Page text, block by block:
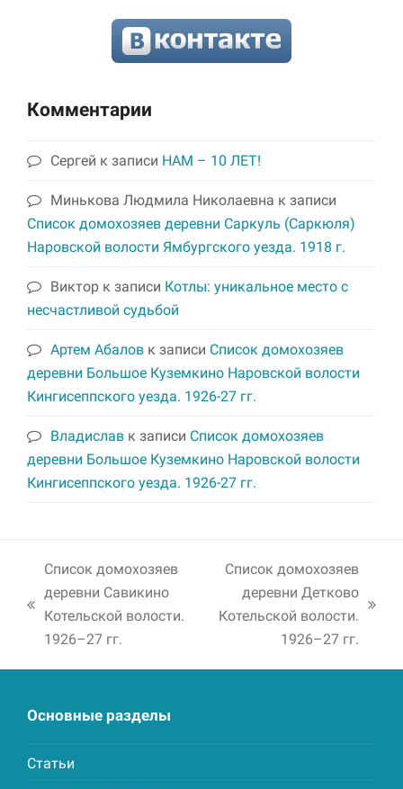
Комментарии
Сергей к записи НАМ – 10 ЛЕТ!
Минькова Людмила Николаевна к записи
Список домохозяев деревни Саркуль (Саркюля)
Наровской волости Ямбургского уезда. 1918 г.
Виктор к записи Котлы: уникальное место с
несчастливой судьбой
Артем Абалов к записи Список домохозяев
деревни Большое Куземкино Наровской волости
Кингисеппского уезда. 1926-27 гг.
Владислав к записи Список домохозяев
деревни Большое Куземкино Наровской волости
Кингисеппского уезда. 1926-27 гг.
previous
post:
Список домохозяев
деревни Савикино
Котельской волости.
1926–27 гг.
next
Список домохозяев
деревни Детково
Котельской волости.
1926–27 гг.
Основные разделы
Статьи